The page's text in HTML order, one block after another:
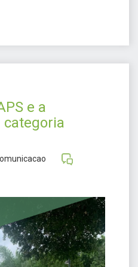
e a
categoria